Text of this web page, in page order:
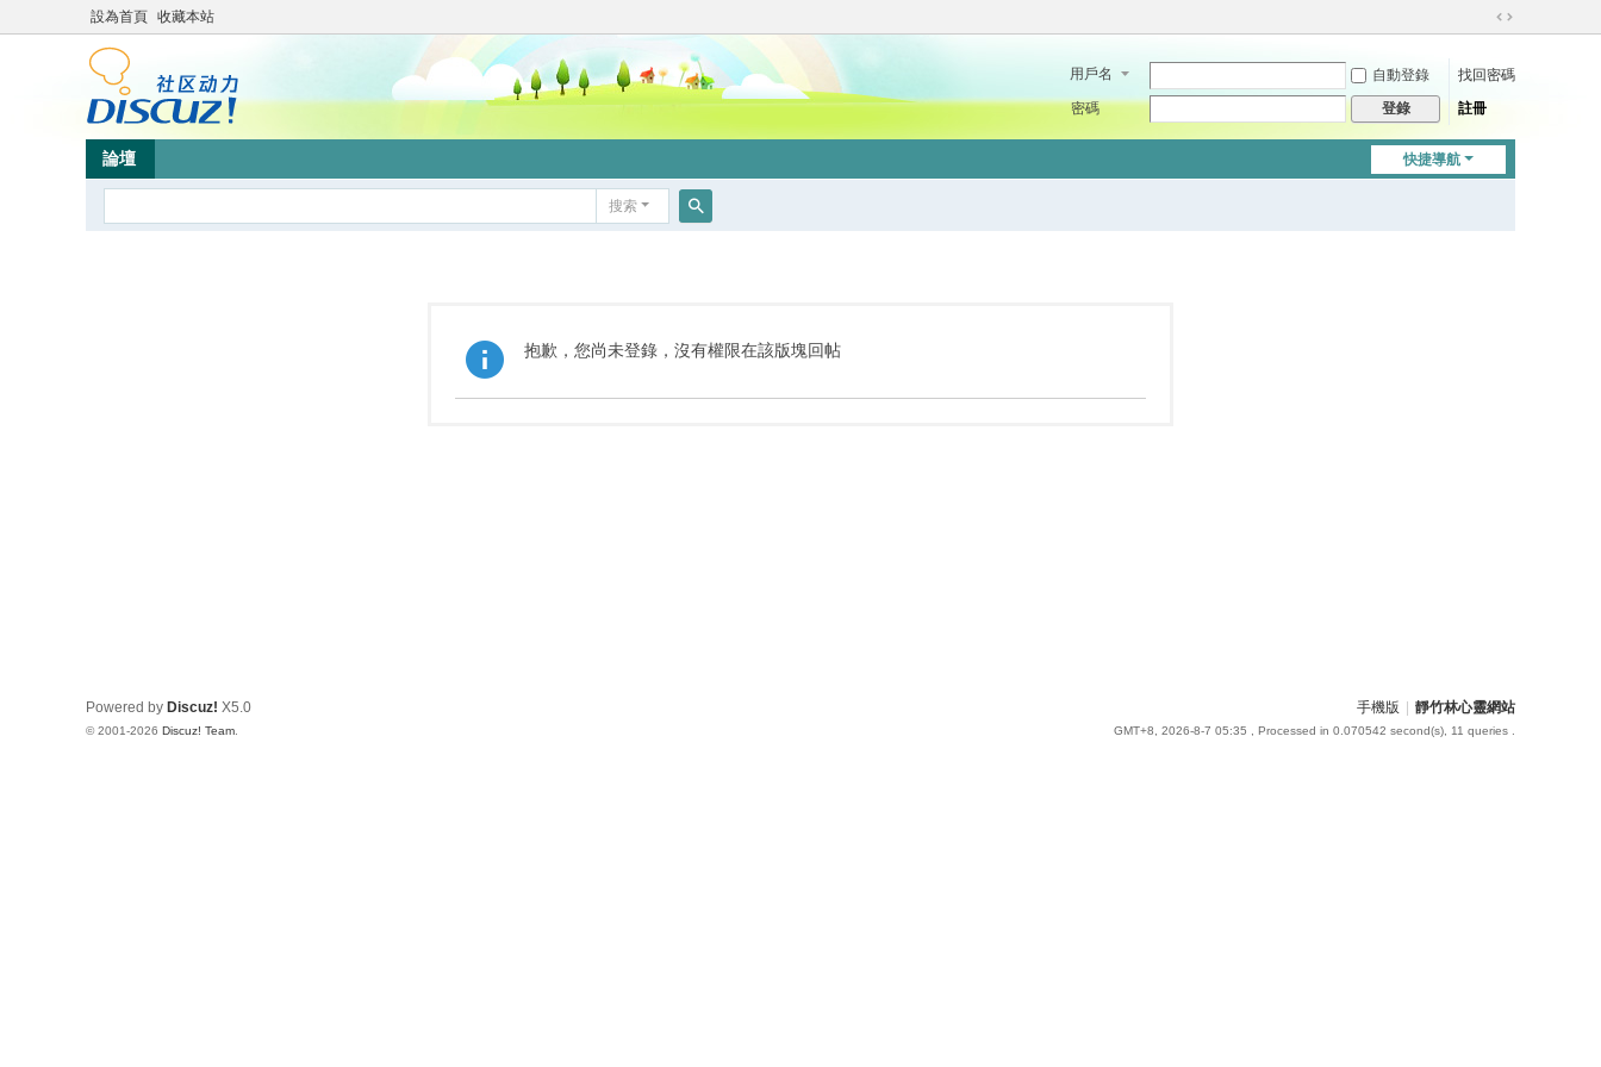
設為首頁 收藏本站
切
到
用戶名 自動登錄
找回密碼
密碼
登錄 註冊
快捷導航
論壇
搜索
抱歉，您尚未登錄，沒有權限在該版塊回帖
手機版 靜竹林心靈網站
GMT+8, 2026-8-7 05:35 , Processed in 0.070542 second(s), 11 queries .
Powered by Discuz! X5.0
© 2001-2026 Discuz! Team